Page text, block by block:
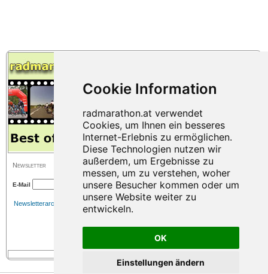
OK
Einstellungen ändern
Newsletter
E-Mail
Newsletterarchiv